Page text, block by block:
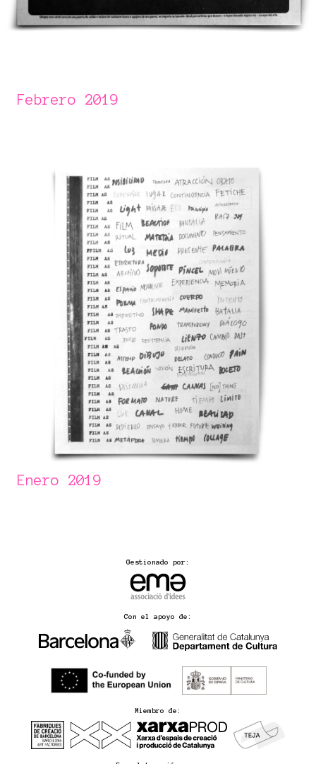
Febrero 2019
Enero 2019
Gestionado por:
Con el apoyo de:
Miembro de: